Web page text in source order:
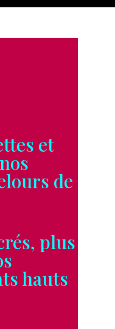
et
nos
de
plus
à vos
hauts